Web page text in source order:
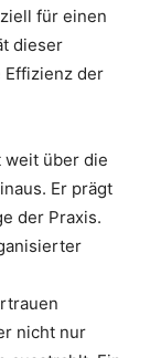
für einen
dieser
der
weit über die
Er prägt
der Praxis.
nicht nur